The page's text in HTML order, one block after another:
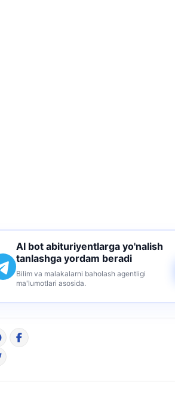
AI bot abituriyentlarga yo'nalish
tanlashga yordam beradi
Bilim va malakalarni baholash agentligi
ma'lumotlari asosida.